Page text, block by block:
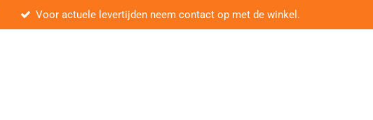
Voor actuele levertijden neem contact op met de winkel.